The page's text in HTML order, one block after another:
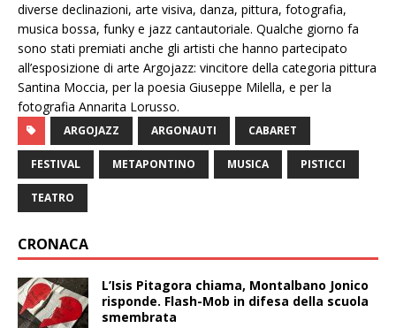
diverse declinazioni, arte visiva, danza, pittura, fotografia,
musica bossa, funky e jazz cantautoriale. Qualche giorno fa
sono stati premiati anche gli artisti che hanno partecipato
all’esposizione di arte Argojazz: vincitore della categoria pittura
Santina Moccia, per la poesia Giuseppe Milella, e per la
fotografia Annarita Lorusso.
ARGOJAZZ ARGONAUTI CABARET
FESTIVAL METAPONTINO MUSICA PISTICCI
TEATRO
CRONACA
L’Isis Pitagora chiama, Montalbano Jonico
risponde. Flash-Mob in difesa della scuola
smembrata